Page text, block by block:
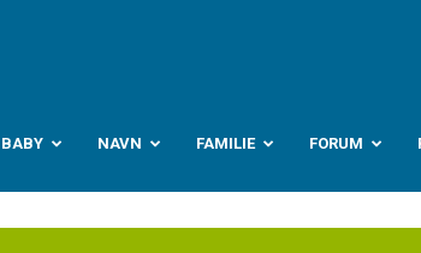
BABY NAVN FAMILIE FORUM